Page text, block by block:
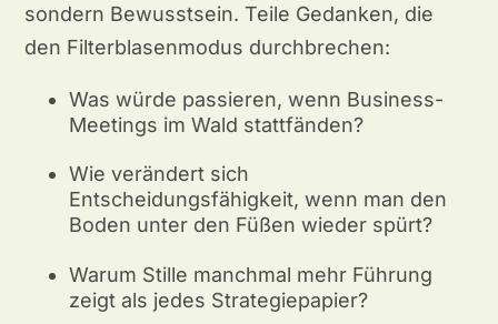
sondern Bewusstsein. Teile Gedanken, die
den Filterblasenmodus durchbrechen:
Was würde passieren, wenn Business-
Meetings im Wald stattfänden?
Wie verändert sich
Entscheidungsfähigkeit, wenn man den
Boden unter den Füßen wieder spürt?
Warum Stille manchmal mehr Führung
zeigt als jedes Strategiepapier?